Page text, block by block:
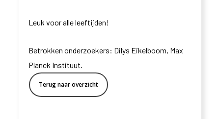
Leuk voor alle leeftijden!
Betrokken onderzoekers: Dilys Eikelboom, Max
Planck Instituut.
Terug naar overzicht